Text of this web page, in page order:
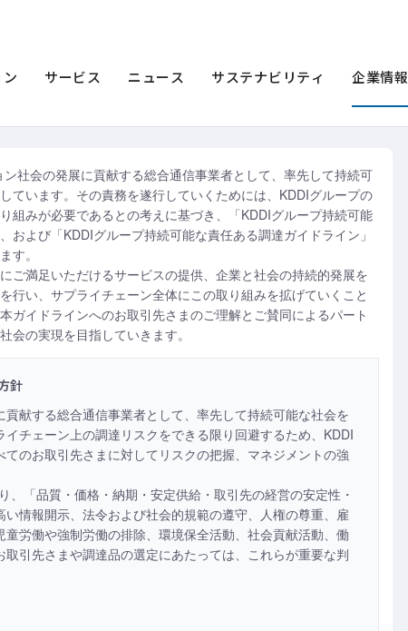
サービス ニュース サステナビリティ 企業情報
任ある調達方針
社会の発展に貢献する総合通信事業者として、率先して持続可
ています。その責務を遂行していくためには、KDDIグループの
組みが必要であるとの考えに基づき、「KDDIグループ持続可能
および「KDDIグループ持続可能な責任ある調達ガイドライン」
す。
ご満足いただけるサービスの提供、企業と社会の持続的発展を
行い、サプライチェーン全体にこの取り組みを拡げていくこと
ガイドラインへのお取引先さまのご理解とご賛同によるパート
会の実現を目指していきます。
針
献する総合通信事業者として、率先して持続可能な社会を
チェーン上の調達リスクをできる限り回避するため、KDDI
のお取引先さまに対してリスクの把握、マネジメントの強
、「品質・価格・納期・安定供給・取引先の経営の安定性・
情報開示、法令および社会的規範の遵守、人権の尊重、雇
労働や強制労働の排除、環境保全活動、社会貢献活動、働
引先さまや調達品の選定にあたっては、これらが重要な判